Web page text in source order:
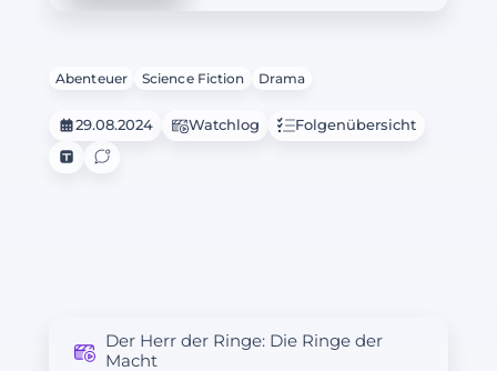
Abenteuer Science Fiction Drama
29.08.2024 Watchlog Folgenübersicht
Der Herr der Ringe: Die Ringe der
Macht